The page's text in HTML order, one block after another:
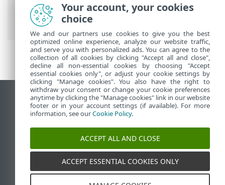
고급 설정
>Computer>맬웨어 검사> 이
동식 미디어
데스크톱 사이트 보기
End of Life
ESET 지식 베이스
ESET Status Portal
국가별 지원
Your account, your cookies
choice
We and our partners use cookies to give you the best
optimized online experience, analyze our website traffic,
and serve you with personalized ads. You can agree to the
collection of all cookies by clicking "Accept all and close",
decline all non-essential cookies by choosing "Accept
essential cookies only", or adjust your cookie settings by
clicking "Manage cookies". You also have the right to
withdraw your consent or change your cookie preferences
anytime by clicking the "Manage cookies" link in our website
footer or in your account settings (if available). For more
information, see ourCookie Policy.
ACCEPT ALL AND CLOSE
ACCEPT ESSENTIAL COOKIES ONLY